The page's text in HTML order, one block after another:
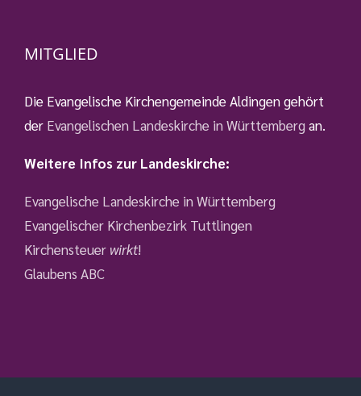
MITGLIED
Die Evangelische Kirchengemeinde Aldingen gehört
der Evangelischen Landeskirche in Württemberg an.
Weitere Infos zur Landeskirche:
Evangelische Landeskirche in Württemberg
Evangelischer Kirchenbezirk Tuttlingen
Kirchensteuer wirkt!
Glaubens ABC